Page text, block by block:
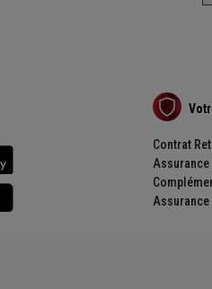
Contrat
Assurance